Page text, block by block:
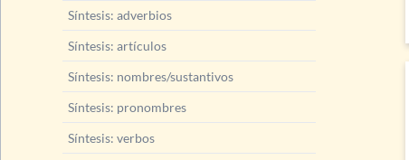
Síntesis: adverbios
Síntesis: artículos
Síntesis: nombres/sustantivos
Síntesis: pronombres
Síntesis: verbos